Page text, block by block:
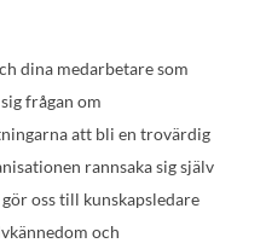
dina medarbetare som
frågan om
att bli en trovärdig
rannsaka sig själv
oss till kunskapsledare
och